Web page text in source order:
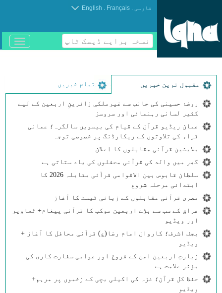
فارسی .
Français
.
English
نسخہ برایے ڈیسک ٹاپ
باز
و
مقبول ترین خبریں تمام خبریں
روضۂ حسینی کی جانب سے غیرملکی زائرینِ اربعین کے لیے
کثیر لسانی رہنمائی اور سروسز
عمان ریڈیو قرآن کے قیام کی بیسویں سالگرہ؛ عمانی
قراء کی تلاوتوں کے ریکارڈنگ پر خصوصی توجہ
ملایشین قرآنی مقابلوں کا اعلان
گھر میں والد کی قرآنی محفلوں کی یاد ستاتی ہے
سلطان قابوس بین الاقوامی قرآنی مقابلہ 2026 کا
ابتدائی مرحلہ شروع
مصری قرآنی مقابلوں کے زبانی ٹیسٹ کا آغاز
عراق کے سب سے بڑے اربعین موکب کا قرآنی پیغام+ ٹصاویر
اور ویڈیو
بجف اشرف؛ کاروان امام رضا(ع) قرآنی محافل کا آغاز +
ویڈیو
زیارتِ اربعین امن کے فروغ اور عوامی سفارت کاری کی
مؤثر علامت ہے
حفظ کل قرآن؛ غزہ کی اکیلی بچی کے زخموں پر مرہم+
ویڈیو